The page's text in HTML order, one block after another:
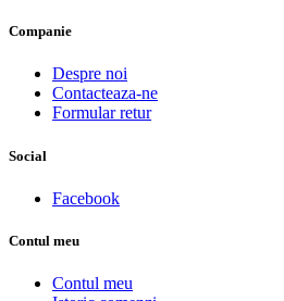
Companie
Despre noi
Contacteaza-ne
Formular retur
Social
Facebook
Contul meu
Contul meu